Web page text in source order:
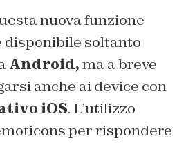
nuova funzione
disponibile soltanto
Android,ma a breve
anche ai device con
iOS. L’utilizzo
per rispondere